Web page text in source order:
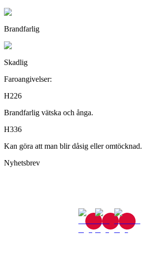
Brandfarlig
Skadlig
Faroangivelser:
H226
Brandfarlig vätska och ånga.
H336
Kan göra att man blir dåsig eller omtöcknad.
Nyhetsbrev